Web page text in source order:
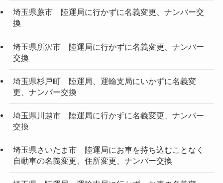
埼玉県蕨市 陸運局に行かずに名義変更、ナンバー交
換
埼玉県所沢市 陸運局に行かずに名義変更、ナンバー
交換
埼玉県杉戸町 陸運局、運輸支局にいかずに名義変
更、ナンバー交換
埼玉県川越市 陸運局に行かずに名義変更、ナンバー
交換
埼玉県さいたま市 陸運局にお車を持ち込むことなく
自動車の名義変更、住所変更、ナンバー交換